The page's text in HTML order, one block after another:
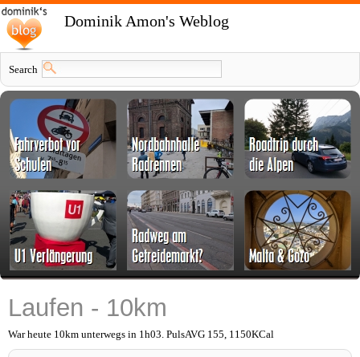
Dominik Amon's Weblog
Search
Laufen - 10km
War heute 10km unterwegs in 1h03. PulsAVG 155, 1150KCal